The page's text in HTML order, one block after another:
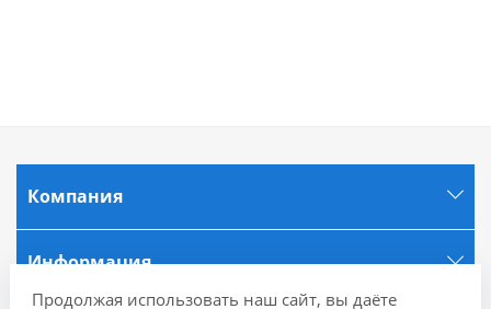
Компания
Информация
Продолжая использовать наш сайт, вы даёте